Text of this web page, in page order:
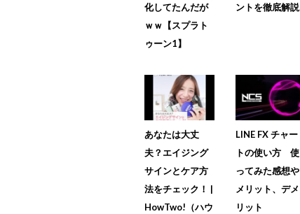
化してたんだが
ｗｗ【スプラト
ゥーン1】
ントを徹底解説
あなたは大丈
夫？エイジング
サインとケア方
法をチェック！ |
HowTwo!（ハウ
LINE FX チャー
トの使い方 使
ってみた感想や
メリット、デメ
リット